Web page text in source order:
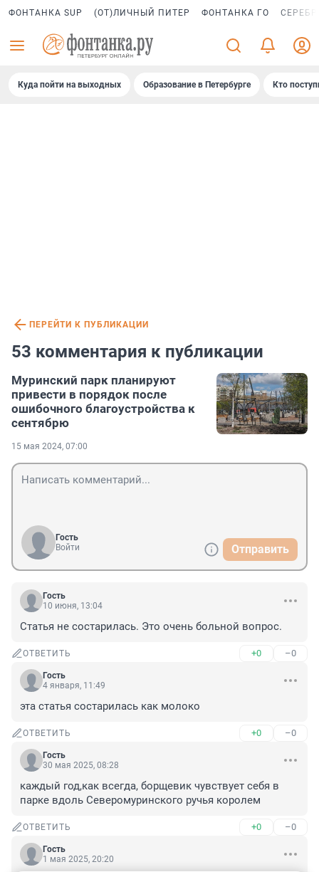
ФОНТАНКА SUP (ОТ)ЛИЧНЫЙ ПИТЕР ФОНТАНКА ГО
Куда пойти на выходных Образование в Петербурге Кто
ПЕРЕЙТИ К ПУБЛИКАЦИИ
53 комментария к публикации
Муринский парк планируют
привести в порядок после
ошибочного благоустройства к
сентябрю
15 мая 2024, 07:00
Гость
Войти
Отправить
Гость
10 июня, 13:04
Статья не состарилась. Это очень больной вопрос.
ОТВЕТИТЬ +0 –0
Гость
4 января, 11:49
эта статья состарилась как молоко
ОТВЕТИТЬ +0 –0
Гость
30 мая 2025, 08:28
каждый год,как всегда, борщевик чувствует себя в
парке вдоль Северомуринского ручья королем
ОТВЕТИТЬ +0 –0
Гость
1 мая 2025, 20:20